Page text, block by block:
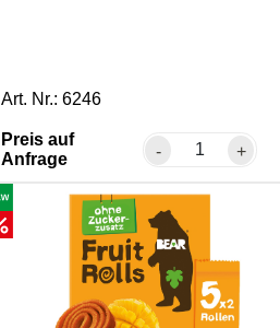
Art. Nr.: 6246
Preis auf
Anfrage
- +